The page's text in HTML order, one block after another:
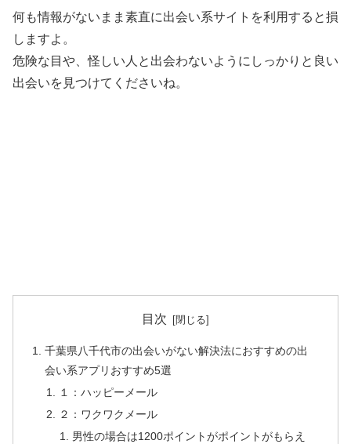
何も情報がないまま素直に出会い系サイトを利用すると損
しますよ。
危険な目や、怪しい人と出会わないようにしっかりと良い
出会いを見つけてくださいね。
目次
千葉県八千代市の出会いがない解決法におすすめの出
会い系アプリおすすめ5選
１：ハッピーメール
２：ワクワクメール
男性の場合は1200ポイントがポイントがもらえ